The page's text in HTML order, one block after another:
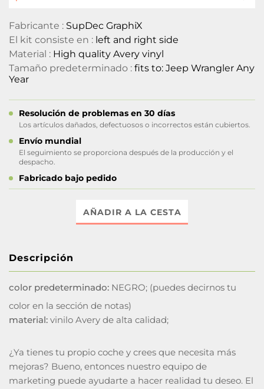
Fabricante : SupDec GraphiX
El kit consiste en : left and right side
Material : High quality Avery vinyl
Tamaño predeterminado : fits to: Jeep Wrangler Any
Year
Resolución de problemas en 30 días
Los artículos dañados, defectuosos o incorrectos están cubiertos.
Envío mundial
El seguimiento se proporciona después de la producción y el
despacho.
Fabricado bajo pedido
AÑADIR A LA CESTA
Descripción
color predeterminado: NEGRO; (puedes decirnos tu
color en la sección de notas)
material: vinilo Avery de alta calidad;
¿Ya tienes tu propio coche y crees que necesita más
mejoras? Bueno, entonces nuestro equipo de
marketing puede ayudarte a hacer realidad tu deseo. El